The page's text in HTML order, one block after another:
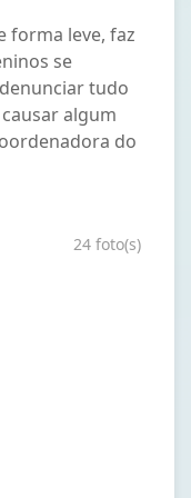
forma leve, faz
se
tudo
algum
do
24 foto(s)